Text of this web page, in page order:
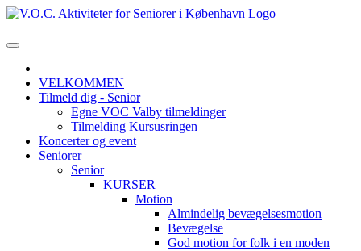
VELKOMMEN
Tilmeld dig - Senior
Egne VOC Valby tilmeldinger
Tilmelding Kursusringen
Koncerter og event
Seniorer
Senior
KURSER
Motion
Almindelig bevægelsesmotion
Bevægelse
God motion for folk i en moden